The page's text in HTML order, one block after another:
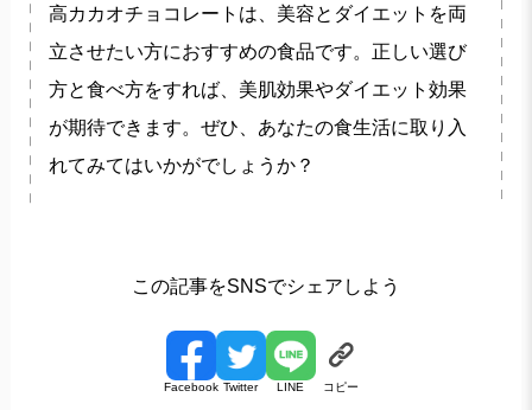
高カカオチョコレートは、美容とダイエットを両
立させたい方におすすめの食品です。正しい選び
方と食べ方をすれば、美肌効果やダイエット効果
が期待できます。ぜひ、あなたの食生活に取り入
れてみてはいかがでしょうか？
この記事をSNSでシェアしよう
Facebook Twitter LINE コピー